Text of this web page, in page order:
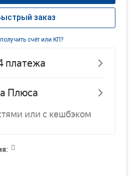
заказ
счёт или КП?